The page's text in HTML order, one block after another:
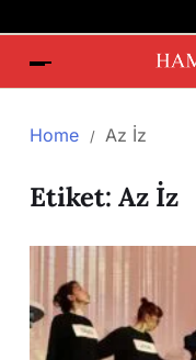
Home Az İz
Etiket: Az İz